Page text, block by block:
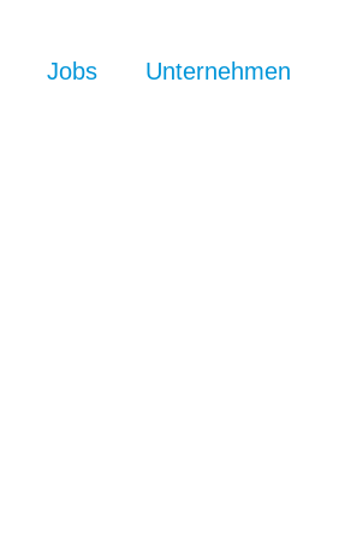
Jobs Unternehmen